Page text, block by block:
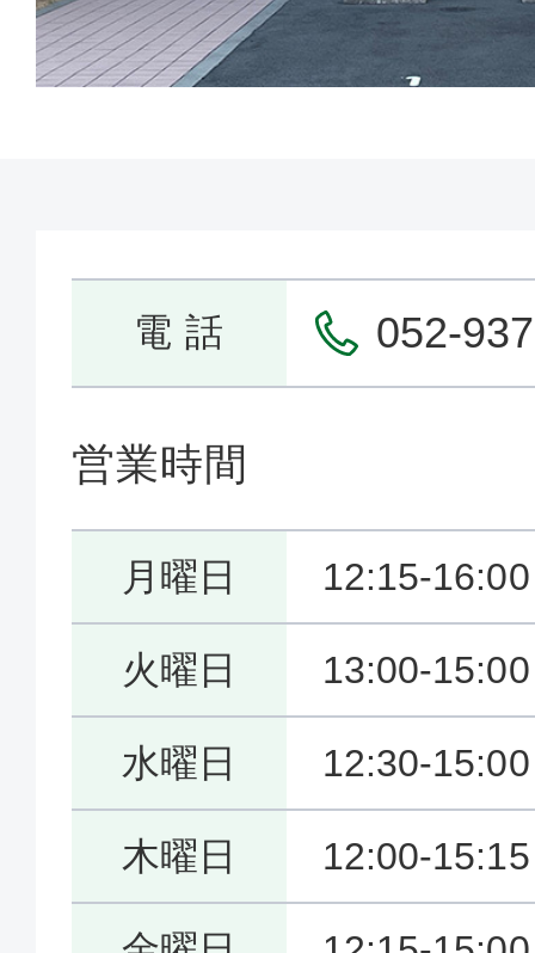
電 話 052-
営業時間
月曜日 12:15-
火曜日 13:00-
水曜日 12:30-
木曜日 12:00-